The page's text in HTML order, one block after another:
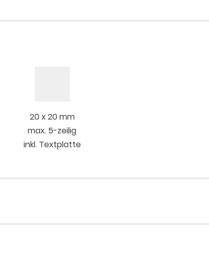
20 x 20 mm
max. 5-zeilig
inkl. Textplatte